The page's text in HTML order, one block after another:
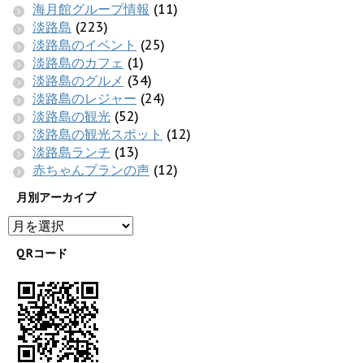
海月館グループ情報 (11)
淡路島 (223)
淡路島のイベント (25)
淡路島のカフェ (1)
淡路島のグルメ (34)
淡路島のレジャー (24)
淡路島の観光 (52)
淡路島の観光スポット (12)
淡路島ランチ (13)
赤ちゃんプランの声 (12)
月別アーカイブ
QRコード